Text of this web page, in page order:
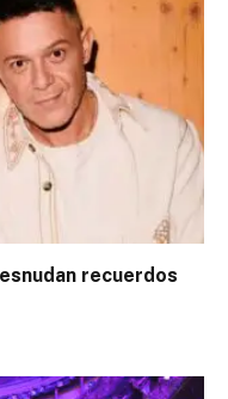
recuerdos